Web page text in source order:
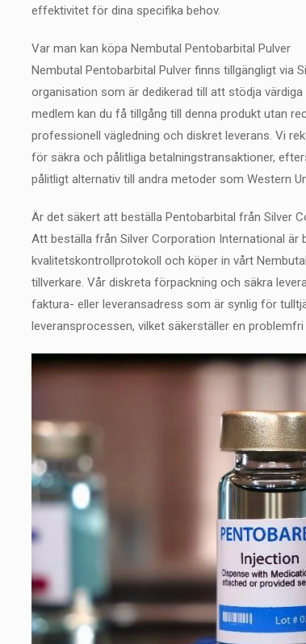
effektivitet för dina specifika behov.
Var man kan köpa Nembutal Pentobarbital Pulver
Nembutal Pentobarbital Pulver finns tillgängligt via
organisation som är dedikerad till att stödja
medlem kan du få tillgång till denna produkt utan
professionell vägledning och diskret leverans. Vi
för säkra och pålitliga betalningstransaktioner,
pålitligt alternativ till andra metoder som Western
Är det säkert att beställa Pentobarbital från Silver
Att beställa från Silver Corporation International
kvalitetskontrollprotokoll och köper in vårt
tillverkare. Vår diskreta förpackning och säkra
faktura- eller leveransadress som är synlig för
leveransprocessen, vilket säkerställer en problemfri